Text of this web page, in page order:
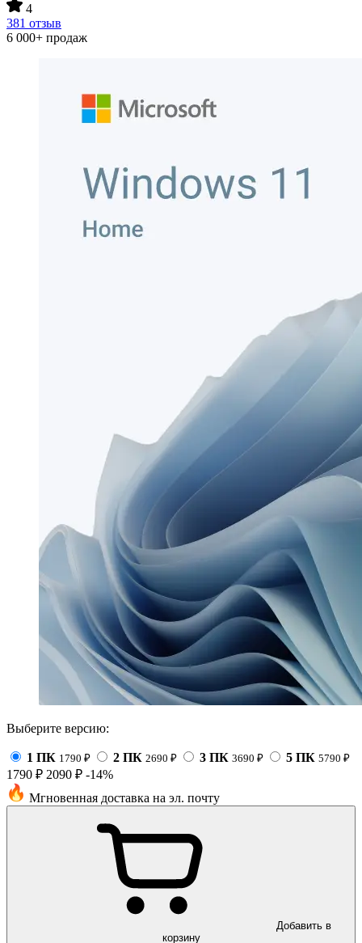
4
381 отзыв
6 000+ продаж
Выберите версию:
1 ПК 1790 ₽ 2 ПК 2690 ₽ 3 ПК 3690 ₽ 5 ПК 5790 ₽
1790 ₽ 2090 ₽ -14%
Мгновенная доставка на эл. почту
Добавить в
корзину